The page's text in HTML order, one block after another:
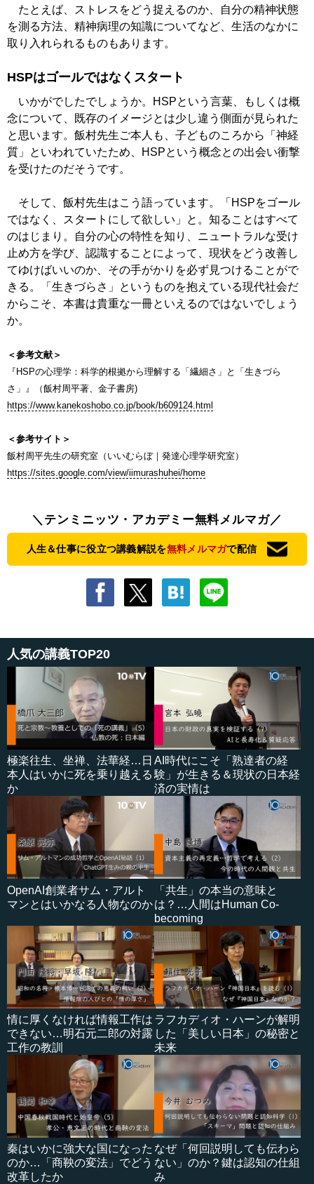
たとえば、ストレスをどう捉えるのか、自分の精神状態
を測る方法、精神病理の知識についてなど、生活のなかに
取り入れられるものもあります。
HSPはゴールではなくスタート
いかがでしたでしょうか。HSPという言葉、もしくは概
念について、既存のイメージとは少し違う側面が見られた
と思います。飯村先生ご本人も、子どものころから「神経
質」といわれていたため、HSPという概念との出会い衝撃
を受けたのだそうです。
そして、飯村先生はこう語っています。「HSPをゴール
ではなく、スタートにして欲しい」と。知ることはすべて
のはじまり。自分の心の特性を知り、ニュートラルな受け
止め方を学び、認識することによって、現状をどう改善し
てゆけばいいのか、その手がかりを必ず見つけることがで
きる。「生きづらさ」というものを抱えている現代社会だ
からこそ、本書は貴重な一冊といえるのではないでしょう
か。
＜参考文献＞
『HSPの心理学：科学的根拠から理解する「繊細さ」と「生きづら
さ」』（飯村周平著、金子書房)
https://www.kanekoshobo.co.jp/book/b609124.html
＜参考サイト＞
飯村周平先生の研究室（いいむらぼ｜発達心理学研究室）
https://sites.google.com/view/iimurashuhei/home
＼テンミニッツ・アカデミー無料メルマガ／
人生＆仕事に役立つ講義解説を無料メルマガで配信
人気の講義TOP20
極楽往生、坐禅、法華経…日
本人はいかに死を乗り越える
か
AI時代にこそ「熟達者の経
験」が生きる＆現状の日本経
済の実情は
OpenAI創業者サム・アルト
マンとはいかなる人物なのか
「共生」の本当の意味と
は？…人間はHuman Co-
becoming
情に厚くなければ情報工作は
できない…明石元二郎の対露
工作の教訓
ラフカディオ・ハーンが解明
した「美しい日本」の秘密と
未来
秦はいかに強大な国になった
のか…「商鞅の変法」でどう
改革したか
なぜ「何回説明しても伝わら
ない」のか？鍵は認知の仕組
み